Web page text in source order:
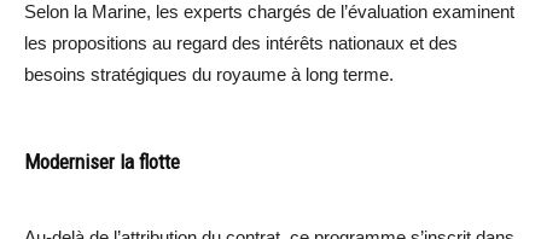
Selon la Marine, les experts chargés de l’évaluation examinent
les propositions au regard des intérêts nationaux et des
besoins stratégiques du royaume à long terme.
Moderniser la flotte